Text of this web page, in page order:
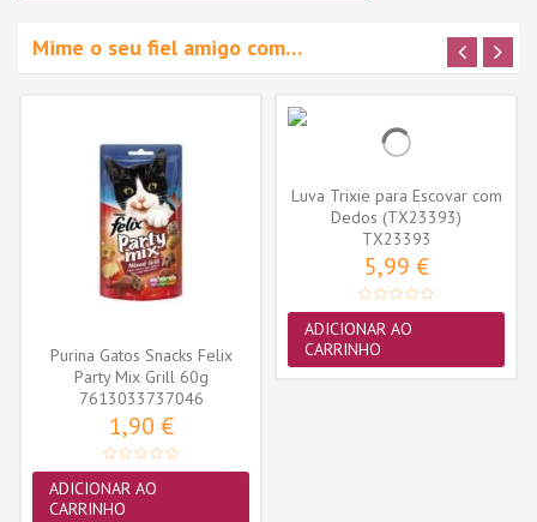
Mime o seu fiel amigo com…
Purina Gatos Snacks Felix
Party Mix Grill 60g
7613033737046
1,90 €
ADICIONAR AO
CARRINHO
Luva Trixie para Escovar com
Dedos (TX23393)
TX23393
5,99 €
ADICIONAR AO
CARRINHO